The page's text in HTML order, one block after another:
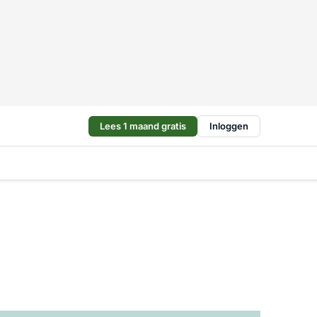
Lees 1 maand gratis Inloggen